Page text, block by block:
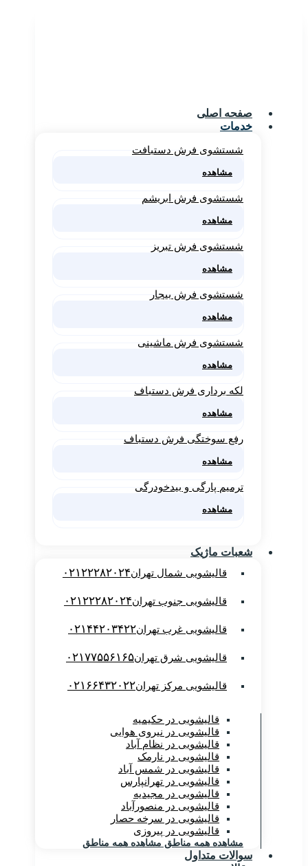
صفحه اصلی
خدمات
شستشوی فرش دستبافت
مشاهده
شستشوی فرش ابریشم
مشاهده
شستشوی فرش تبریز
مشاهده
شستشوی فرش بیجار
مشاهده
شستشوی فرش ماشینی
مشاهده
لکه برداری فرش دستباف
مشاهده
رفع سوختگی فرش دستباف
مشاهده
ترمیم پارگی و بیدخودرگی
مشاهده
شعبات ماژیک
قالیشویی شمال تهران۰۲۱۲۲۲۸۲۰۲۴
قالیشویی جنوب تهران۰۲۱۲۲۲۸۲۰۲۴
قالیشویی غرب تهران۰۲۱۴۴۲۰۳۴۲۲
قالیشویی شرق تهران۰۲۱۷۷۵۵۶۱۶۵
قالیشویی مرکز تهران۰۲۱۶۶۴۳۲۰۲۲
قالیشویی در حکیمیه
قالیشویی در نیروی هوایی
قالیشویی در نظام آباد
قالیشویی در نارمک
قالیشویی در شمس آباد
قالیشویی در تهرانپارس
قالیشویی در مجیدیه
قالیشویی در منصورآباد
قالیشویی در سرخه حصار
قالیشویی در پیروزی
مشاهده همه مناطق مشاهده همه مناطق
سوالات متداول